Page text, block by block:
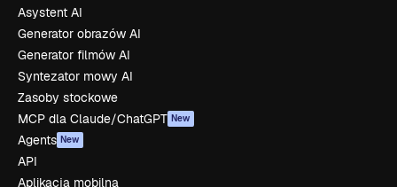
Asystent AI
Generator obrazów AI
Generator filmów AI
Syntezator mowy AI
Zasoby stockowe
MCP dla Claude/ChatGPT New
Agents New
API
Aplikacja mobilna